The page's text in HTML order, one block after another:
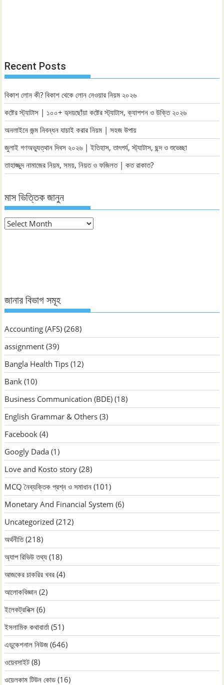
Recent Posts
বিকাশ লোন কী? বিকাশ থেকে লোন নেওয়ার নিয়ম ২০২৬
কষ্টের স্ট্যাটাস | ১০০+ হৃদয়ছোঁয়া কষ্টের স্ট্যাটাস, ক্যাপশন ও উক্তি ২০২৬
অনলাইনে জন্ম নিবন্ধন যাচাই করার নিয়ম | সহজ উপায়
জুলাই গণঅভ্যুত্থান দিবস ২০২৬ | ইতিহাস, তাৎপর্য, স্ট্যাটাস, ছন্দ ও শুভেচ্ছা
তাহাজ্জুদ নামাজের নিয়ম, সময়, নিয়ত ও ফজিলত | কত রাকাত?
মাস ভিত্তিক জানুন
মাস
জানার বিভাগ সমূহ
Accounting (AFS) (268)
assignment (39)
Bangla Health Tips (12)
Bank (10)
Business Communication (BDE) (18)
English Grammar & Others (3)
Facebook (4)
Googly Dada (1)
Love and Kosto story (28)
MCQ নৈব্যক্তিক প্রশ্ন ও সমাধান (101)
Monetary And Financial System (6)
Uncategorized (212)
অর্থনীতি(218)
অ্যাপ রিভিউ তথ্য (18)
আজকের চাকরির খবর (4)
আলোকবিজ্ঞান (2)
ইলেকট্রনিক্স (6)
ইসলামিক কথাবার্তা (51)
এডুকেশনাল নিউজ (646)
ওয়েবসাইট (8)
ওয়েলকাম টিউন কোড (16)